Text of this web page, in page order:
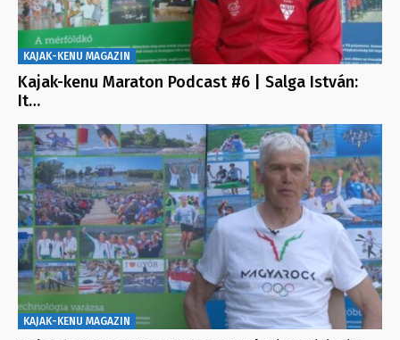
KAJAK-KENU MAGAZIN
Kajak-kenu Maraton Podcast #6 | Salga István:
It…
KAJAK-KENU MAGAZIN